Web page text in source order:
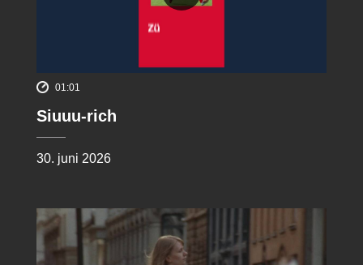
01:01
Siuuu-rich
30. juni 2026